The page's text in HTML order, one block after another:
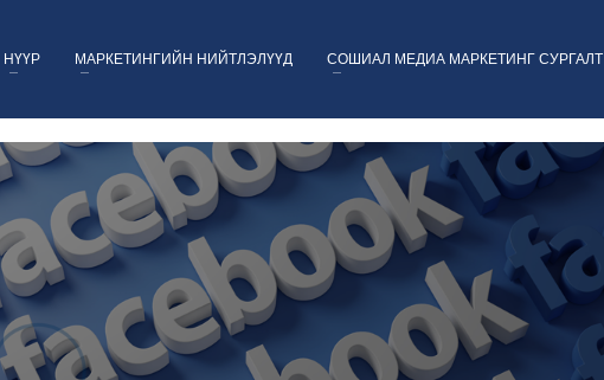
НҮҮР МАРКЕТИНГИЙН НИЙТЛЭЛҮҮД СОШИАЛ МЕДИА МАРКЕТИНГ СУРГАЛТ